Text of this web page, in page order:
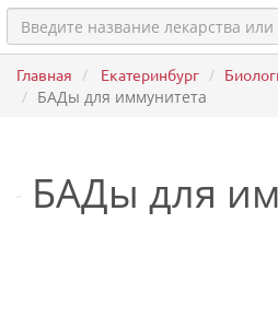
Главная Екатеринбург
БАДы для иммунитета
БАДы для